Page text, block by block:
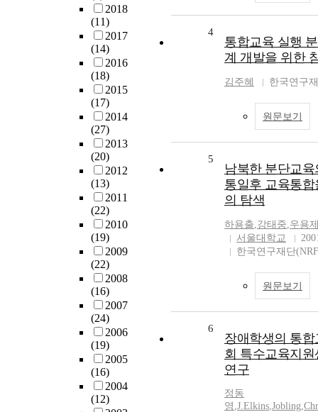
2018
(11)
2017
(14)
2016
(18)
2015
(17)
2014
(27)
2013
(20)
2012
(13)
2011
(22)
2010
(19)
2009
(22)
2008
(16)
2007
(24)
2006
(19)
2005
(16)
2004
(12)
4
통합교육 실행
계 개발을 위한
김주혜 한국연구
원문보기
5
남북한 분단교
통일후 교육통
의 탐색
하용출,강태중,우용
서울대학교
한국연구재단
원문보기
6
장애학생의 통
회 특수교육지
연구
정동
영 ,J.Elkins,Jobling,